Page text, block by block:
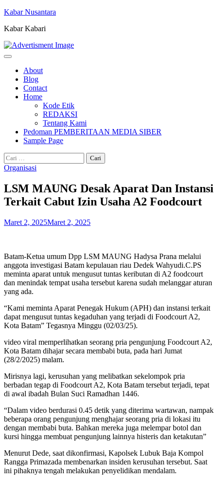
Skip
content
Kabar Nusantara
Kabar Kabari
About
Blog
Contact
Home
Kode Etik
REDAKSI
Tentang Kami
Pedoman PEMBERITAAN MEDIA SIBER
Sample Page
Cari
untuk:
Organisasi
LSM MAUNG Desak Aparat Dan Instansi
Terkait Cabut Izin Usaha A2 Foodcourt
Maret 2, 2025Maret 2, 2025
Batam-Ketua umum Dpp LSM MAUNG Hadysa Prana melalui
anggota investigasi Batam kepulauan riau Dedek Wahyudi.C.PS
meminta aparat untuk mengusut tuntas keributan di A2 foodcourt
dan menindak tempat usaha tersebut karena sudah melanggar aturan
yang ada.
“Kami meminta Aparat Penegak Hukum (APH) dan instansi terkait
dapat mengusut tuntas kegaduhan yang terjadi di Foodcourt A2,
Kota Batam” Tegasnya Minggu (02/03/25).
video viral memperlihatkan seorang pria pengunjung Foodcourt A2,
Kota Batam dihajar secara membabi buta, pada hari Jumat
(28/2/2025) malam.
Mirisnya lagi, kerusuhan yang melibatkan sekelompok pria
berbadan tegap di Foodcourt A2, Kota Batam tersebut terjadi, tepat
di awal ibadah Bulan Suci Ramadhan 1446.
“Dalam video berdurasi 0.45 detik yang diterima wartawan, nampak
beberapa orang pengunjung menghajar seorang pria di lokasi itu
dengan membabi buta. Bahkan mereka juga melempar botol dan
kursi hingga membuat pengunjung lainnya histeris dan ketakutan”
Menurut Dede, saat dikonfirmasi, Kapolsek Lubuk Baja Kompol
Rangga Primazada membenarkan insiden kerusuhan tersebut. Saat
ini pihaknya tengah melakukan penyelidikan mendalam.